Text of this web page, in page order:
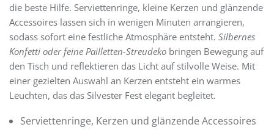
die beste Hilfe. Serviettenringe, kleine Kerzen und glänzende
Accessoires lassen sich in wenigen Minuten arrangieren,
sodass sofort eine festliche Atmosphäre entsteht. Silbernes
Konfetti oder feine Pailletten-Streudeko bringen Bewegung auf
den Tisch und reflektieren das Licht auf stilvolle Weise. Mit
einer gezielten Auswahl an Kerzen entsteht ein warmes
Leuchten, das das Silvester Fest elegant begleitet.
Serviettenringe, Kerzen und glänzende Accessoires